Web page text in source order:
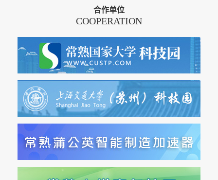
合作单位
COOPERATION